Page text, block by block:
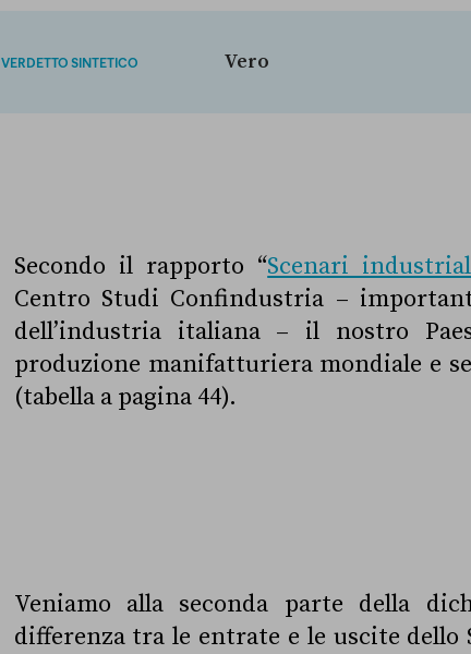
VERDETTO SINTETICO Vero
Secondo il rapporto “Scenari
Centro Studi Confindustria –
dell’industria italiana – il nostro
produzione manifatturiera mondiale e
(tabella a pagina 44).
Veniamo alla seconda parte della
differenza tra le entrate e le uscite dello